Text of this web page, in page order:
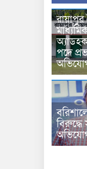
পদে
বিরুদ্ধে